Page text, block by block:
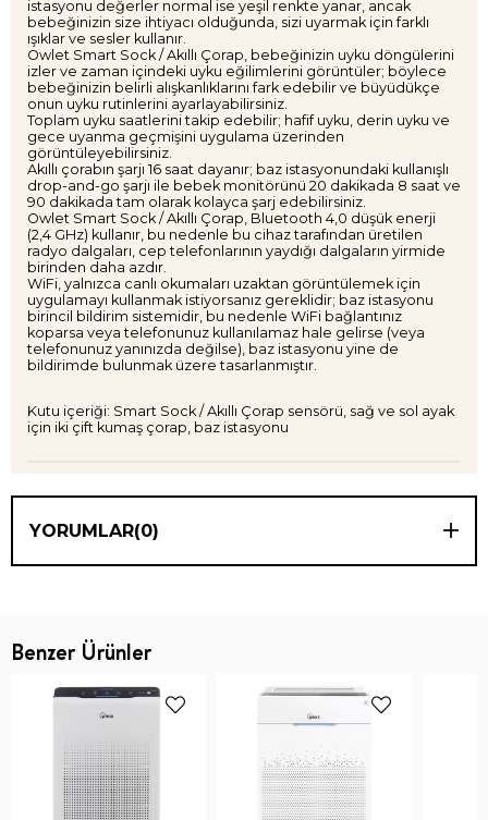
istasyonu değerler normal ise yeşil renkte yanar, ancak
bebeğinizin size ihtiyacı olduğunda, sizi uyarmak için farklı
ışıklar ve sesler kullanır.
Owlet Smart Sock / Akıllı Çorap, bebeğinizin uyku döngülerini
izler ve zaman içindeki uyku eğilimlerini görüntüler; böylece
bebeğinizin belirli alışkanlıklarını fark edebilir ve büyüdükçe
onun uyku rutinlerini ayarlayabilirsiniz.
Toplam uyku saatlerini takip edebilir; hafif uyku, derin uyku ve
gece uyanma geçmişini uygulama üzerinden
görüntüleyebilirsiniz.
Akıllı çorabın şarjı 16 saat dayanır; baz istasyonundaki kullanışlı
drop-and-go şarjı ile bebek monitörünü 20 dakikada 8 saat ve
90 dakikada tam olarak kolayca şarj edebilirsiniz.
Owlet Smart Sock / Akıllı Çorap, Bluetooth 4,0 düşük enerji
(2,4 GHz) kullanır, bu nedenle bu cihaz tarafından üretilen
radyo dalgaları, cep telefonlarının yaydığı dalgaların yirmide
birinden daha azdır.
WiFi, yalnızca canlı okumaları uzaktan görüntülemek için
uygulamayı kullanmak istiyorsanız gereklidir; baz istasyonu
birincil bildirim sistemidir, bu nedenle WiFi bağlantınız
koparsa veya telefonunuz kullanılamaz hale gelirse (veya
telefonunuz yanınızda değilse), baz istasyonu yine de
bildirimde bulunmak üzere tasarlanmıştır.
Kutu içeriği: Smart Sock / Akıllı Çorap sensörü, sağ ve sol ayak
için iki çift kumaş çorap, baz istasyonu
YORUMLAR(0)
Benzer Ürünler